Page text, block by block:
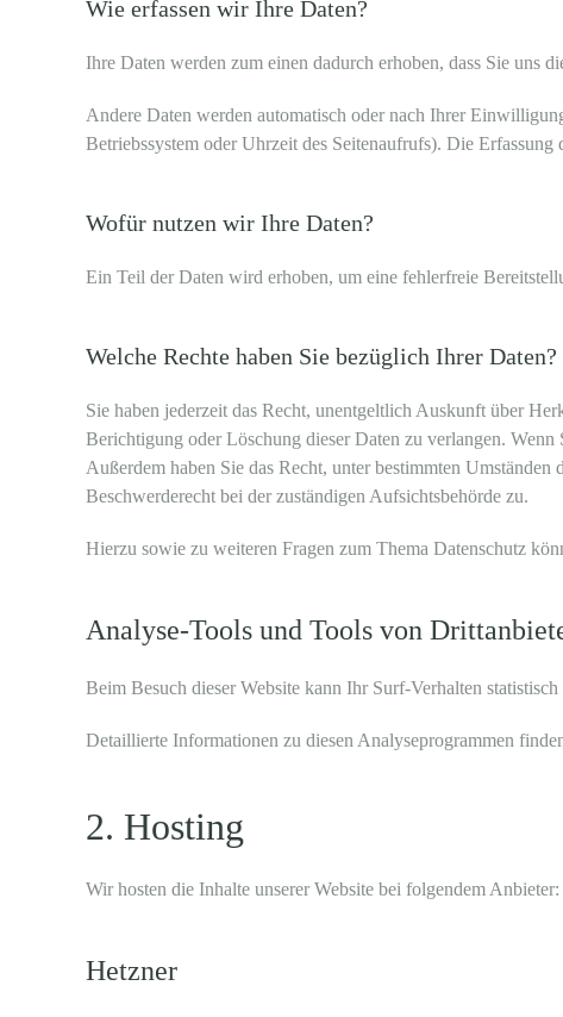
Wie erfassen wir Ihre Daten?
Ihre Daten werden zum einen dadurch erhoben, dass Sie uns
Andere Daten werden automatisch oder nach Ihrer
Betriebssystem oder Uhrzeit des Seitenaufrufs). Die
Wofür nutzen wir Ihre Daten?
Ein Teil der Daten wird erhoben, um eine fehlerfreie
Welche Rechte haben Sie bezüglich Ihrer Daten?
Sie haben jederzeit das Recht, unentgeltlich Auskunft über
Berichtigung oder Löschung dieser Daten zu verlangen.
Außerdem haben Sie das Recht, unter bestimmten
Beschwerderecht bei der zuständigen Aufsichtsbehörde zu.
Hierzu sowie zu weiteren Fragen zum Thema Datenschutz
Analyse-Tools und Tools von
Beim Besuch dieser Website kann Ihr Surf-Verhalten
Detaillierte Informationen zu diesen Analyseprogrammen
2. Hosting
Wir hosten die Inhalte unserer Website bei folgendem Anbieter:
Hetzner